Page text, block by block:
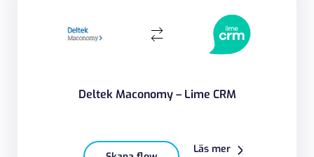
Deltek Maconomy – Lime CRM
Läs mer